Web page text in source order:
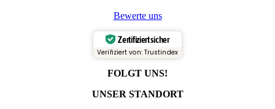
Bewerte uns
Zertifiziert sicher
Verifiziert von: Trustindex
FOLGT UNS!
UNSER STANDORT